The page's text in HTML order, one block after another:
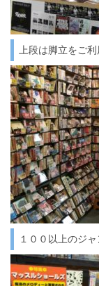
上段は脚立をご
１００以上のジ